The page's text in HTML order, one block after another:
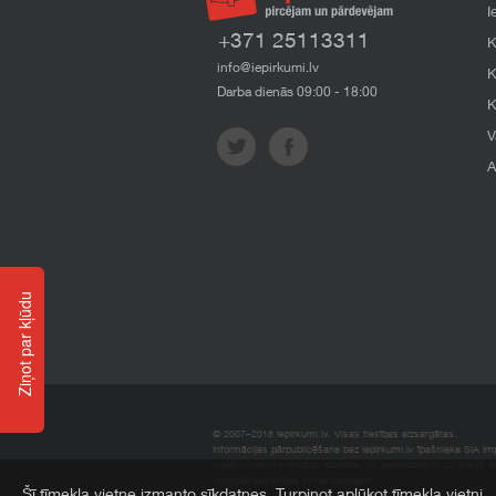
+371 25113311
info@iepirkumi.lv
Darba dienās 09:00 - 18:00
© 2007–2018 Iepirkumi.lv. Visas tiesības aizsargātas.
Informācijas pārpublicēšana bez iepirkumi.lv īpašnieka SIA
Ziņot par kļūdu